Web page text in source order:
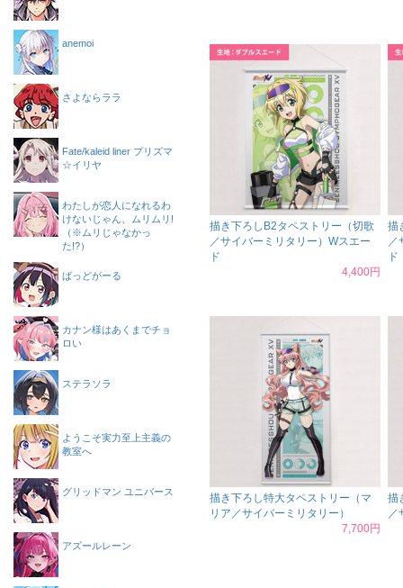
描き下ろしB2タペストリー（切歌
／サイバーミリタリー）Wスエー
ド
4,400円
描
／
ド
描き下ろし特大タペストリー（マ
リア／サイバーミリタリー）
7,700円
描
／
anemoi
さよならララ
Fate/kaleid liner プリズマ
☆イリヤ
わたしが恋人になれるわ
けないじゃん、ムリムリ!
（※ムリじゃなかっ
た!?）
ばっどがーる
カナン様はあくまでチョ
ロい
ステラソラ
ようこそ実力至上主義の
教室へ
グリッドマン ユニバース
アズールレーン